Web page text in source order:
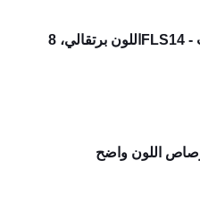
احمر الشفاه فيراروتشي مرطب - FLS14اللون برتقالي، 8